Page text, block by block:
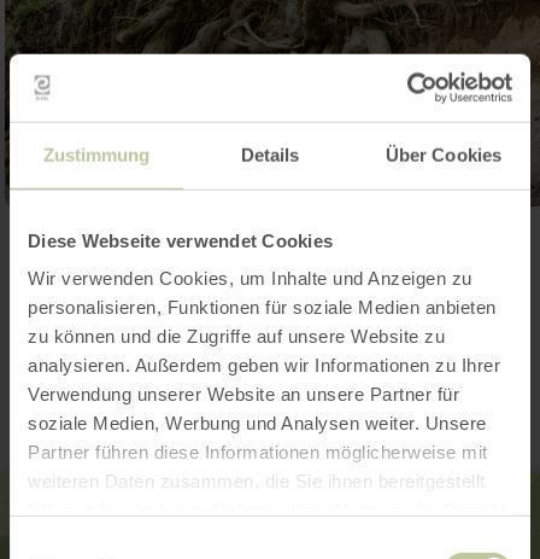
Zustimmung Details Über Cookies
Diese Webseite verwendet Cookies
Wir verwenden Cookies, um Inhalte und Anzeigen zu
personalisieren, Funktionen für soziale Medien anbieten
zu können und die Zugriffe auf unsere Website zu
analysieren. Außerdem geben wir Informationen zu Ihrer
Verwendung unserer Website an unsere Partner für
soziale Medien, Werbung und Analysen weiter. Unsere
Partner führen diese Informationen möglicherweise mit
weiteren Daten zusammen, die Sie ihnen bereitgestellt
Ouvrir la galerie
Contact